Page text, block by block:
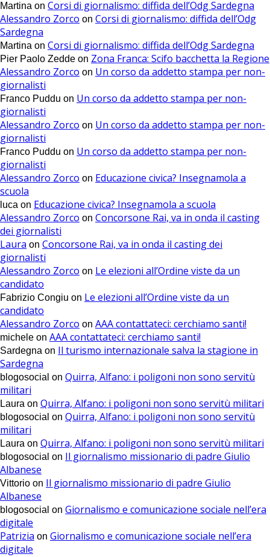
Martina on Corsi di giornalismo: diffida dell’Odg Sardegna
Alessandro Zorco on Corsi di giornalismo: diffida dell’Odg
Sardegna
Martina on Corsi di giornalismo: diffida dell’Odg Sardegna
Pier Paolo Zedde on Zona Franca: Scifo bacchetta la Regione
Alessandro Zorco on Un corso da addetto stampa per non-
giornalisti
Franco Puddu on Un corso da addetto stampa per non-
giornalisti
Alessandro Zorco on Un corso da addetto stampa per non-
giornalisti
Franco Puddu on Un corso da addetto stampa per non-
giornalisti
Alessandro Zorco on Educazione civica? Insegnamola a
scuola
luca on Educazione civica? Insegnamola a scuola
Alessandro Zorco on Concorsone Rai, va in onda il casting
dei giornalisti
Laura on Concorsone Rai, va in onda il casting dei
giornalisti
Alessandro Zorco on Le elezioni all’Ordine viste da un
candidato
Fabrizio Congiu on Le elezioni all’Ordine viste da un
candidato
Alessandro Zorco on AAA contattateci: cerchiamo santi!
michele on AAA contattateci: cerchiamo santi!
Sardegna on Il turismo internazionale salva la stagione in
Sardegna
blogosocial on Quirra, Alfano: i poligoni non sono servitù
militari
Laura on Quirra, Alfano: i poligoni non sono servitù militari
blogosocial on Quirra, Alfano: i poligoni non sono servitù
militari
Laura on Quirra, Alfano: i poligoni non sono servitù militari
blogosocial on Il giornalismo missionario di padre Giulio
Albanese
Vittorio on Il giornalismo missionario di padre Giulio
Albanese
blogosocial on Giornalismo e comunicazione sociale nell’era
digitale
Patrizia on Giornalismo e comunicazione sociale nell’era
digitale